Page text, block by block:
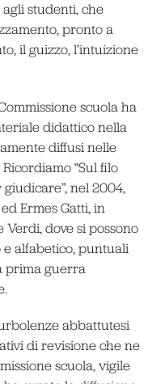
studenti, che
pronto a
il guizzo, l’intuizione
scuola ha
didattico nella
diffusi nelle
“Sul filo
nel 2004,
Ermes Gatti, in
dove si possono
alfabetico, puntuali
prima guerra
abbattutesi
di revisione che ne
scuola, vigile